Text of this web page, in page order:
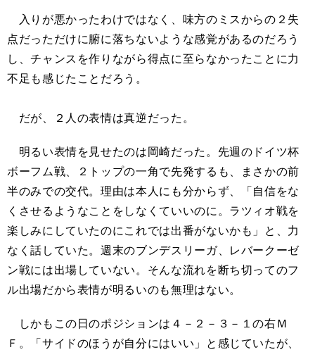
入りが悪かったわけではなく、味方のミスからの２失
点だっただけに腑に落ちないような感覚があるのだろう
し、チャンスを作りながら得点に至らなかったことに力
不足も感じたことだろう。
だが、２人の表情は真逆だった。
明るい表情を見せたのは岡崎だった。先週のドイツ杯
ボーフム戦、２トップの一角で先発するも、まさかの前
半のみでの交代。理由は本人にも分からず、「自信をな
くさせるようなことをしなくていいのに。ラツィオ戦を
楽しみにしていたのにこれでは出番がないかも」と、力
なく話していた。週末のブンデスリーガ、レバークーゼ
ン戦には出場していない。そんな流れを断ち切ってのフ
ル出場だから表情が明るいのも無理はない。
しかもこの日のポジションは４－２－３－１の右Ｍ
Ｆ。「サイドのほうが自分にはいい」と感じていたが、